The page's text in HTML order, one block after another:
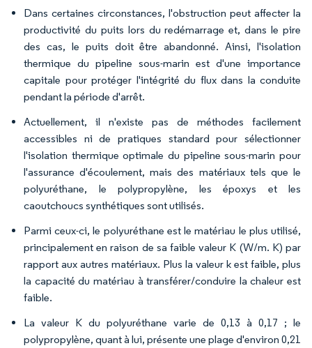
Dans certaines circonstances, l'obstruction peut affecter la
productivité du puits lors du redémarrage et, dans le pire
des cas, le puits doit être abandonné. Ainsi, l'isolation
thermique du pipeline sous-marin est d'une importance
capitale pour protéger l'intégrité du flux dans la conduite
pendant la période d'arrêt.
Actuellement, il n'existe pas de méthodes facilement
accessibles ni de pratiques standard pour sélectionner
l'isolation thermique optimale du pipeline sous-marin pour
l'assurance d'écoulement, mais des matériaux tels que le
polyuréthane, le polypropylène, les époxys et les
caoutchoucs synthétiques sont utilisés.
Parmi ceux-ci, le polyuréthane est le matériau le plus utilisé,
principalement en raison de sa faible valeur K (W/m. K) par
rapport aux autres matériaux. Plus la valeur k est faible, plus
la capacité du matériau à transférer/conduire la chaleur est
faible.
La valeur K du polyuréthane varie de 0,13 à 0,17 ; le
polypropylène, quant à lui, présente une plage d'environ 0,21